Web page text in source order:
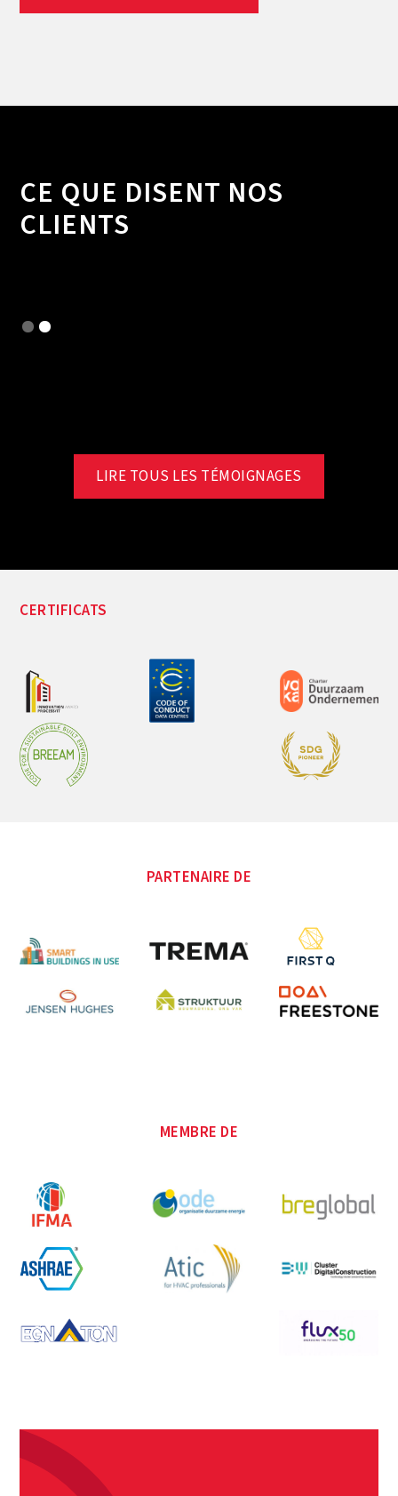
CE QUE DISENT NOS
CLIENTS
Slide 2 of 2.
LIRE TOUS LES TÉMOIGNAGES
CERTIFICATS
PARTENAIRE DE
MEMBRE DE